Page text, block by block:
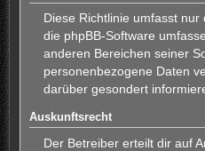
Diese Richtlinie umfasst
die phpBB-Software
anderen Bereichen seiner
personenbezogene Daten
darüber gesondert
Auskunftsrecht
Der Betreiber erteilt dir auf